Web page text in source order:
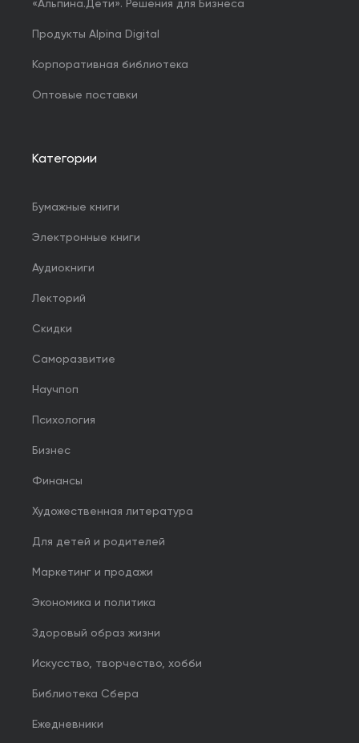
«Альпина.Дети». Решения для Бизнеса
Продукты Alpina Digital
Корпоративная библиотека
Оптовые поставки
Категории
Бумажные книги
Электронные книги
Аудиокниги
Лекторий
Скидки
Саморазвитие
Научпоп
Психология
Бизнес
Финансы
Художественная литература
Для детей и родителей
Маркетинг и продажи
Экономика и политика
Здоровый образ жизни
Искусство, творчество, хобби
Библиотека Сбера
Ежедневники